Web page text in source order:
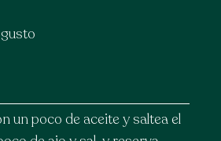
un poco de aceite y saltea el